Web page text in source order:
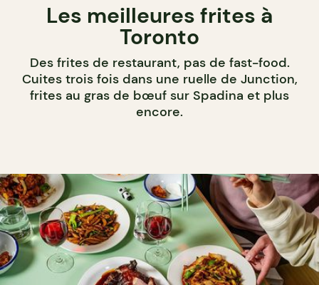
Les meilleures frites à
Toronto
Des frites de restaurant, pas de fast-food.
Cuites trois fois dans une ruelle de Junction,
frites au gras de bœuf sur Spadina et plus
encore.